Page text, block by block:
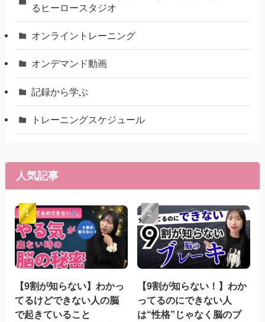
るヒーロースタジオ
オンライントレーニング
オンデマンド動画
記録から学ぶ
トレーニングスケジュール
人気記事
【9割が知らない】わかっ
てるけどできない人の脳
で起きていること
【9割が知らない！】わか
ってるのにできない人
は“性格”じゃなく脳のブ